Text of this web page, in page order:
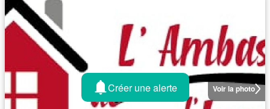
Voir la photo
Créer une alerte